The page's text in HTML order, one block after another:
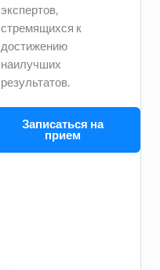
экспертов,
стремящихся к
достижению
наилучших
результатов.
Записаться на
прием